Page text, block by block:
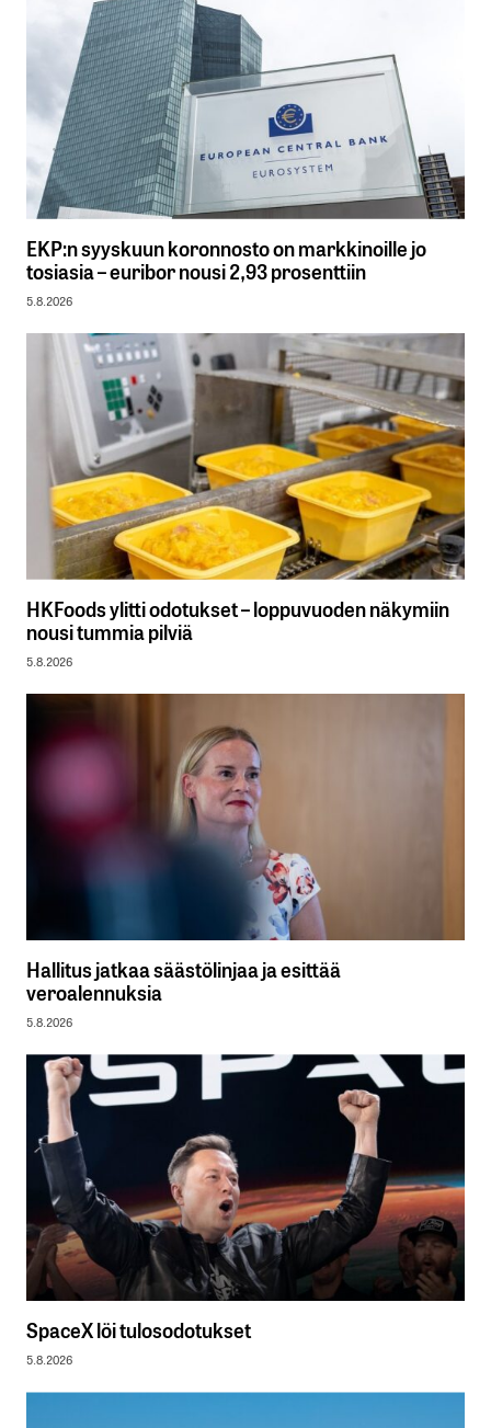
EKP:n syyskuun koronnosto on markkinoille jo
tosiasia – euribor nousi 2,93 prosenttiin
5.8.2026
HKFoods ylitti odotukset – loppuvuoden näkymiin
nousi tummia pilviä
5.8.2026
Hallitus jatkaa säästölinjaa ja esittää
veroalennuksia
5.8.2026
SpaceX löi tulosodotukset
5.8.2026